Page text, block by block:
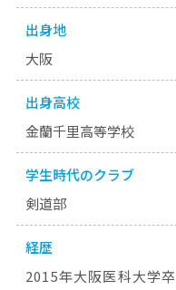
出身地
大阪
出身高校
金蘭千里高等学校
学生時代のクラブ
剣道部
経歴
2015年大阪医科大学卒